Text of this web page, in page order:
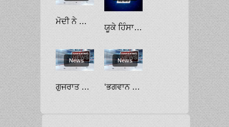
ਮੋਦੀ ਨੇ ਗਾਂਧੀਨਗਰ-ਮੁੰਬਈ ਵਿਚਾਲੇ ਵੰਦੇ ਭਾਰਤ ਐਕਸਪ੍ਰੈੱਸ ਰੇਲਗੱਡੀ ਨੂੰ ਹਰੀ ਝੰਡੀ ਦਿਖਾਈ
ਯੂਕੇ ਹਿੰਸਾ: ਪੁਲੀਸ ਵੱਲੋਂ ਹੋਰ ਗੜਬੜੀ ਰੋਕਣ ਲਈ 47 ਗ੍ਰਿਫ਼ਤਾਰੀਆਂ
News
ਗੁਜਰਾਤ ਵਿੱਚ ਹਾਰ ਦੇ ਡਰ ਤੋਂ ‘ਆਪ’ ਨੂੰ ਦਰੜਨ ਦੀ ਕੋਸ਼ਿਸ਼ ਕਰ ਰਹੀ ਹੈ ਭਾਜਪਾ: ਕੇਜਰੀਵਾਲ
News
‘ਭਗਵਾਨ ਜਗਨਨਾਥ ਦਾ ਹੈ ਕੋਹਿਨੂਰ ਹੀਰਾ’: ਬਰਤਾਨੀਆ ਤੋਂ ਵਾਪਸ ਲਿਆਉਣ ਲਈ ਮੁਰਮੂ ਨੂੰ ਅਪੀਲ